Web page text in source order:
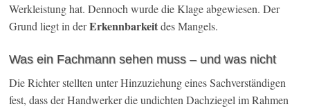
Werkleistung hat. Dennoch wurde die Klage abgewiesen. Der
Grund liegt in derErkennbarkeitdes Mangels.
Was ein Fachmann sehen muss – und was nicht
Die Richter stellten unter Hinzuziehung eines Sachverständigen
fest, dass der Handwerker die undichten Dachziegel im Rahmen